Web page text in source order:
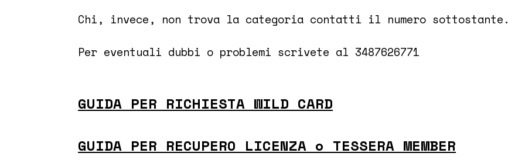
Chi, invece, non trova la categoria contatti il numero sottostante.
Per eventuali dubbi o problemi scrivete al 3487626771
GUIDA PER RICHIESTA WILD CARD
GUIDA PER RECUPERO LICENZA o TESSERA MEMBER